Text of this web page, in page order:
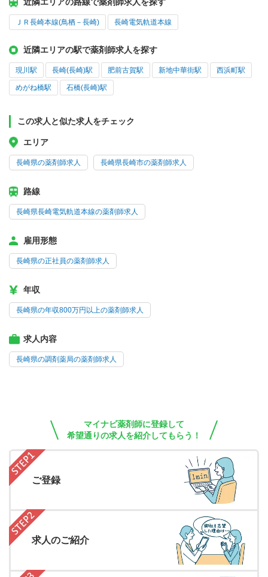
近隣エリアの路線で薬剤師求人を探す
ＪＲ長崎本線(鳥栖－長崎) 長崎電気軌道本線
近隣エリアの駅で薬剤師求人を探す
現川駅 長崎(長崎)駅 肥前古賀駅 新地中華街駅 西浜町駅
めがね橋駅 石橋(長崎)駅
この求人と似た求人をチェック
エリア
長崎県の薬剤師求人 長崎県長崎市の薬剤師求人
路線
長崎県長崎電気軌道本線の薬剤師求人
雇用形態
長崎県の正社員の薬剤師求人
年収
長崎県の年収800万円以上の薬剤師求人
求人内容
長崎県の調剤薬局の薬剤師求人
マイナビ薬剤師に登録して
希望通りの求人を紹介してもらう！
ご登録
求人のご紹介